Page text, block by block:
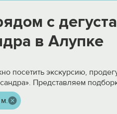
с
в Алупке
посетить экскурсию,
Представляем